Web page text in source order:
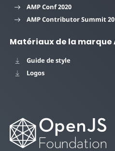
AMP Conf 2020
AMP Contributor Summit
Matériaux de la marque
Guide de style
Logos